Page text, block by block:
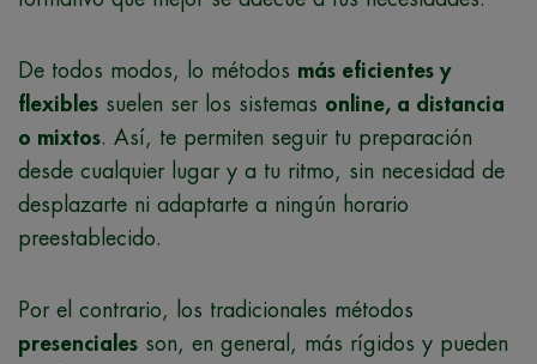
De todos modos, lo métodos más eficientes y
flexibles suelen ser los sistemas online, a distancia
o mixtos . Así, te permiten seguir tu preparación
desde cualquier lugar y a tu ritmo, sin necesidad de
desplazarte ni adaptarte a ningún horario
preestablecido.
Por el contrario, los tradicionales métodos
presenciales son, en general, más rígidos y pueden